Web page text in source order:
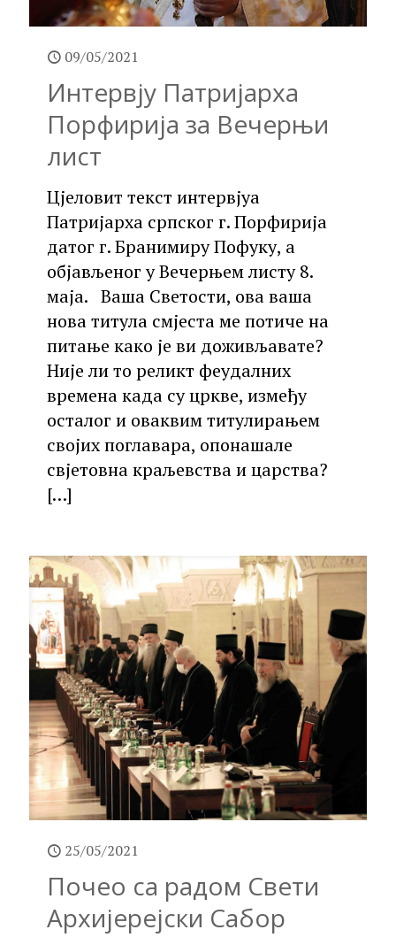
09/05/2021
Интервју Патријарха
Порфирија за Вечерњи
лист
Цјеловит текст интервјуа
Патријарха српског г. Порфирија
датог г. Бранимиру Пофуку, а
објављеног у Вечерњем листу 8.
маја. Ваша Светости, ова ваша
нова титула смјеста ме потиче на
питање како је ви доживљавате?
Није ли то реликт феудалних
времена када су цркве, између
осталог и оваквим титулирањем
својих поглавара, опонашале
свјетовна краљевства и царства?
[…]
25/05/2021
Почео са радом Свети
Архијерејски Сабор